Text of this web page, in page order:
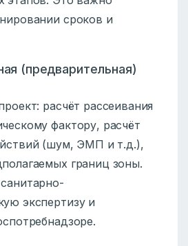
сроков и
(предварительная)
расчёт рассеивания
фактору, расчёт
(шум, ЭМП и т.д.),
границ зоны.
экспертизу и